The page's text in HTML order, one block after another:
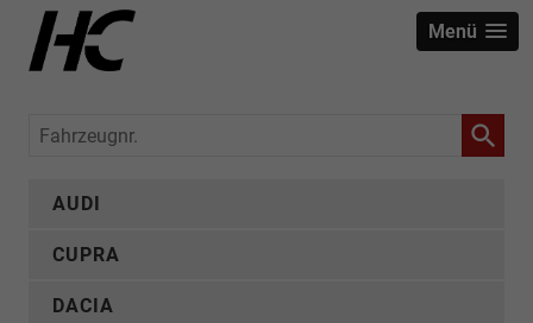
Menü
Fahrzeugnr.
AUDI
CUPRA
DACIA